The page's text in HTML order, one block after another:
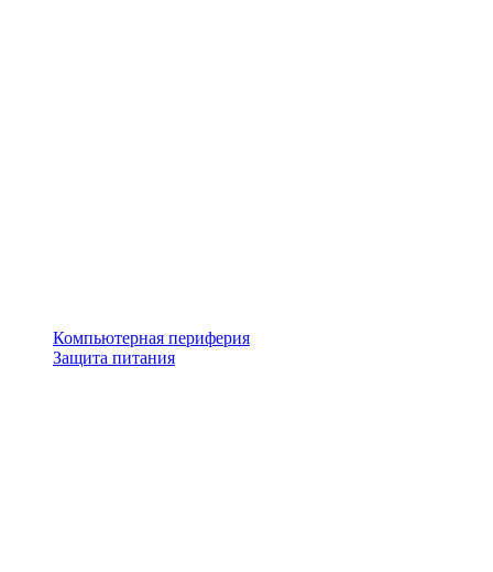
Компьютерная периферия
Защита питания